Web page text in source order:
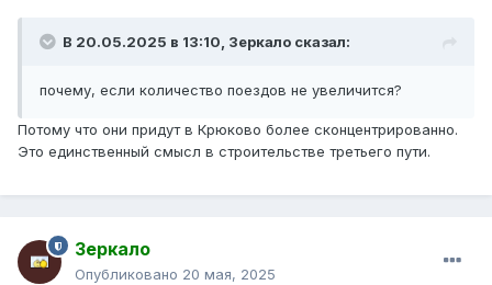
В 20.05.2025 в 13:10, Зеркало сказал:
почему, если количество поездов не увеличится?
Потому что они придут в Крюково более сконцентрированно.
Это единственный смысл в строительстве третьего пути.
Зеркало
Опубликовано 20 мая, 2025